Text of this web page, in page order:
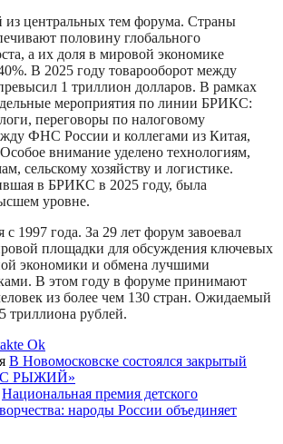
центральных тем форума. Страны
половину глобального
а их доля в мировой экономике
В 2025 году товарооборот между
1 триллион долларов. В рамках
мероприятия по линии БРИКС:
переговоры по налоговому
ФНС России и коллегами из Китая,
внимание уделено технологиям,
сельскому хозяйству и логистике.
в БРИКС в 2025 году, была
уровне.
1997 года. За 29 лет форум завоевал
площадки для обсуждения ключевых
экономики и обмена лучшими
В этом году в форуме принимают
из более чем 130 стран. Ожидаемый
триллиона рублей.
Ok
В Новомосковске состоялся закрытый
РЫЖИЙ»
Национальная премия детского
народы России объединяет